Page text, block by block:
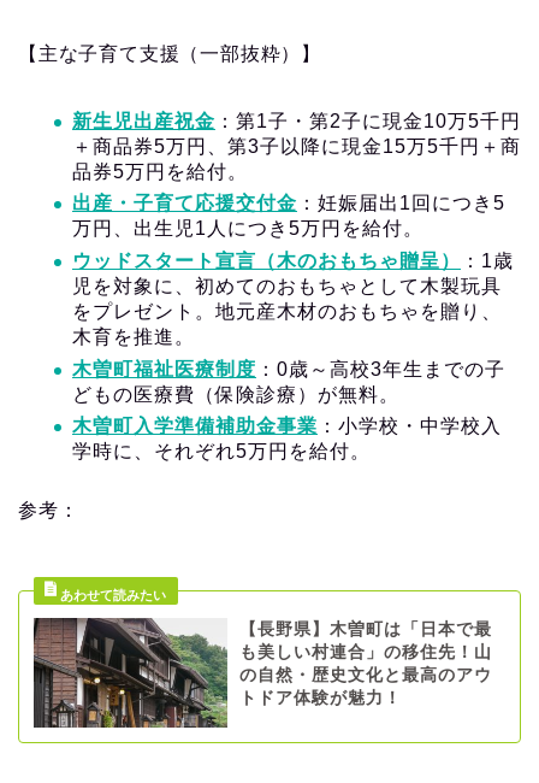
【主な子育て支援（一部抜粋）】
新生児出産祝金 ：第1子・第2子に現金10万5千円
＋商品券5万円、第3子以降に現金15万5千円＋商
品券5万円を給付。
出産・子育て応援交付金 ：妊娠届出1回につき5
万円、出生児1人につき5万円を給付。
ウッドスタート宣言（木のおもちゃ贈呈）
：1歳
児を対象に、初めてのおもちゃとして木製玩具
をプレゼント。地元産木材のおもちゃを贈り、
木育を推進。
木曽町福祉医療制度 ：0歳～高校3年生までの子
どもの医療費（保険診療）が無料。
木曽町入学準備補助金事業 ：小学校・中学校入
学時に、それぞれ5万円を給付。
参考：
【長野県】木曽町は「日本で最
も美しい村連合」の移住先！山
の自然・歴史文化と最高のアウ
トドア体験が魅力！